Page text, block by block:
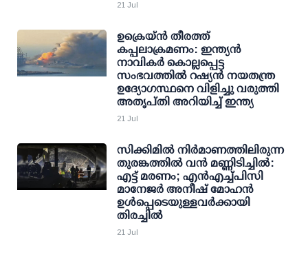
21 Jul
ഉക്രെയ്ന്‍ തീരത്ത്
കപ്പലാക്രമണം: ഇന്ത്യന്‍
നാവികര്‍ കൊല്ലപ്പെട്ട
സംഭവത്തില്‍ റഷ്യന്‍ നയതന്ത്ര
ഉദ്യോഗസ്ഥനെ വിളിച്ചു വരുത്തി
അതൃപ്തി അറിയിച്ച് ഇന്ത്യ
21 Jul
സിക്കിമില്‍ നിര്‍മാണത്തിലിരുന്ന
തുരങ്കത്തില്‍ വന്‍ മണ്ണിടിച്ചില്‍:
എട്ട് മരണം; എന്‍എച്ച്പിസി
മാനേജര്‍ അനീഷ് മോഹന്‍
ഉള്‍പ്പെടെയുള്ളവര്‍ക്കായി
തിരച്ചില്‍
21 Jul